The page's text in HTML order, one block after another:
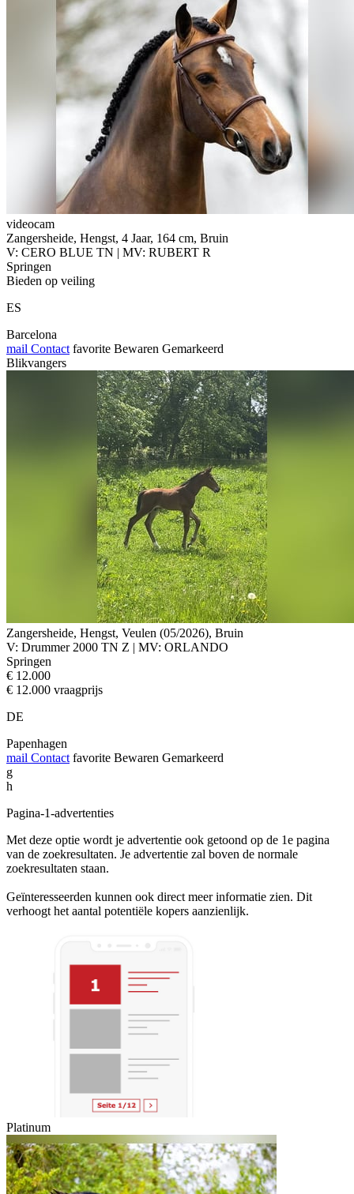
videocam
Zangersheide, Hengst, 4 Jaar, 164 cm, Bruin
V: CERO BLUE TN | MV: RUBERT R
Springen
Bieden op veiling
ES
Barcelona
mail Contact favorite Bewaren Gemarkeerd
Blikvangers
Zangersheide, Hengst, Veulen (05/2026), Bruin
V: Drummer 2000 TN Z | MV: ORLANDO
Springen
€ 12.000
€ 12.000 vraagprijs
DE
Papenhagen
mail Contact favorite Bewaren Gemarkeerd
g
h
Pagina-1-advertenties
Met deze optie wordt je advertentie ook getoond op de 1e pagina
van de zoekresultaten. Je advertentie zal boven de normale
zoekresultaten staan.
Geïnteresseerden kunnen ook direct meer informatie zien. Dit
verhoogt het aantal potentiële kopers aanzienlijk.
Platinum